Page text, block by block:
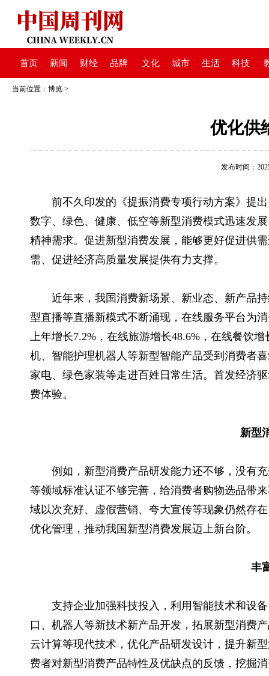
首页 新闻 财经 品牌 文化 城市 生活 科技
当前位置： 博览 >
优化供
发布时间：
前不久印发的《提振消费专项行动方案》提
数字、绿色、健康、低空等新型消费模式迅速发
精神需求。促进新型消费发展，能够更好促进供
需、促进经济高质量发展提供有力支撑。
近年来，我国消费新场景、新业态、新产品
型直播等直播新模式不断涌现，在线服务平台为
上年增长7.2%，在线旅游增长48.6%，在线餐饮
机、智能护理机器人等新型智能产品受到消费者
家电、绿色家装等走进百姓日常生活。首发经济
费体验。
新型
例如，新型消费产品研发能力还不够，没有
等领域标准认证不够完善，给消费者购物选品带
域以次充好、虚假营销、夸大宣传等现象仍然存
优化管理，推动我国新型消费发展迈上新台阶。
丰
支持企业加强科技投入，利用智能技术和设
口、机器人等新技术新产品开发，拓展新型消费
云计算等现代技术，优化产品研发设计，提升新
费者对新型消费产品特性及优缺点的反馈，挖掘